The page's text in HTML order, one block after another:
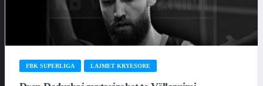
FBK SUPERLIGA LAJMET KRYESORE